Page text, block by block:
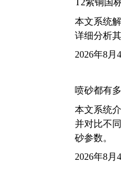
T2紫铜国
本文系统
详细分析
2026年8月
喷砂都有
本文系统
并对比不
砂参数。
2026年8月